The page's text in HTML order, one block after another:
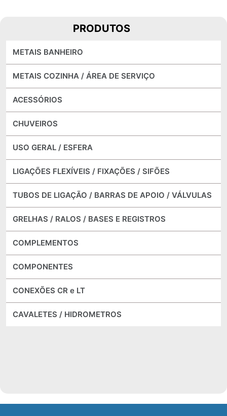
PRODUTOS
METAIS BANHEIRO
METAIS COZINHA / ÁREA DE SERVIÇO
ACESSÓRIOS
CHUVEIROS
USO GERAL / ESFERA
LIGAÇÕES FLEXÍVEIS / FIXAÇÕES / SIFÕES
TUBOS DE LIGAÇÃO / BARRAS DE APOIO / VÁLVULAS
GRELHAS / RALOS / BASES E REGISTROS
COMPLEMENTOS
COMPONENTES
CONEXÕES CR e LT
CAVALETES / HIDROMETROS